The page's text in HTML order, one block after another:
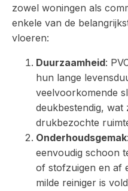
zowel woningen als
enkele van de
vloeren:
Duurzaamheid:
hun lange
veelvoorkomende
deukbestendig, wat
drukbezochte
Onderhoudsgemak
eenvoudig schoon
of stofzuigen en af
milde reiniger is